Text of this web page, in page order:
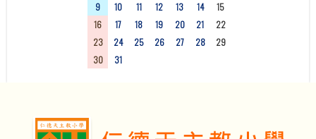
9
10 11 12 13 14
15
16
17 18 19 20 21
22
23
24 25 26 27 28
29
30
31